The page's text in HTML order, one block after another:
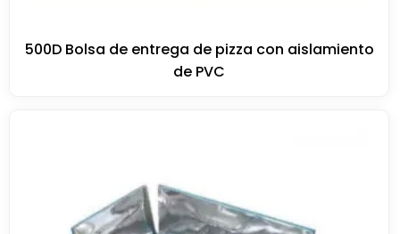
500D Bolsa de entrega de pizza con aislamiento
de PVC